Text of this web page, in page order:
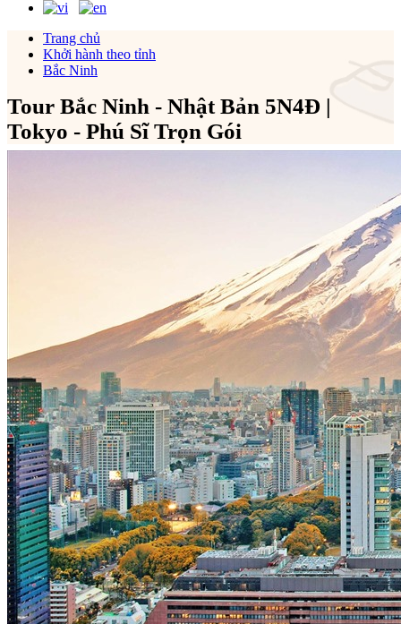
Trang chủ
Khởi hành theo tỉnh
Bắc Ninh
Tour Bắc Ninh - Nhật Bản 5N4Đ |
Tokyo - Phú Sĩ Trọn Gói